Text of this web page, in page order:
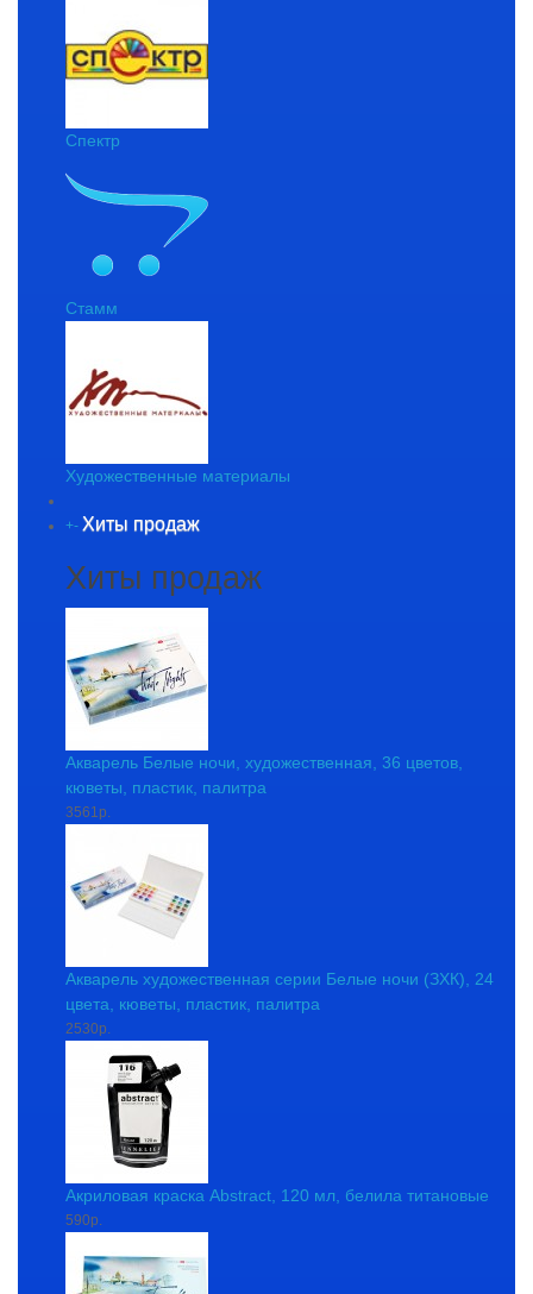
Спектр
Стамм
Художественные материалы
+- Хиты продаж
Хиты продаж
Акварель Белые ночи, художественная, 36 цветов,
кюветы, пластик, палитра
3561р.
Акварель художественная серии Белые ночи (ЗХК), 24
цвета, кюветы, пластик, палитра
2530р.
Акриловая краска Abstract, 120 мл, белила титановые
590р.